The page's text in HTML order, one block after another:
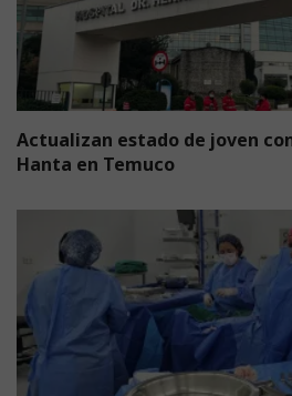
Actualizan estado de joven
Hanta en Temuco